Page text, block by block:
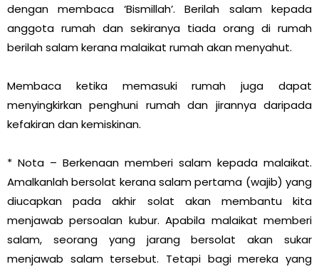
dengan membaca ‘Bismillah’. Berilah salam kepada
anggota rumah dan sekiranya tiada orang di rumah
berilah salam kerana malaikat rumah akan menyahut.
Membaca ketika memasuki rumah juga dapat
menyingkirkan penghuni rumah dan jirannya daripada
kefakiran dan kemiskinan.
* Nota – Berkenaan memberi salam kepada malaikat.
Amalkanlah bersolat kerana salam pertama (wajib) yang
diucapkan pada akhir solat akan membantu kita
menjawab persoalan kubur. Apabila malaikat memberi
salam, seorang yang jarang bersolat akan sukar
menjawab salam tersebut. Tetapi bagi mereka yang